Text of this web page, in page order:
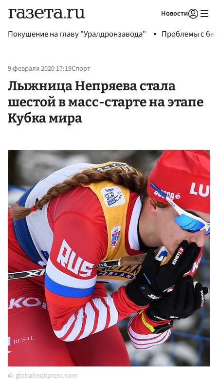
Новости
Покушение на главу "Уралдронзавода" Проблемы с
9 февраля 2020 17:19Спорт
Лыжница Непряева стала
шестой в масс-старте на этапе
Кубка мира
globallookpress.com